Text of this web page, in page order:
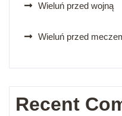
Wieluń przed wojną
Wieluń przed
Recent